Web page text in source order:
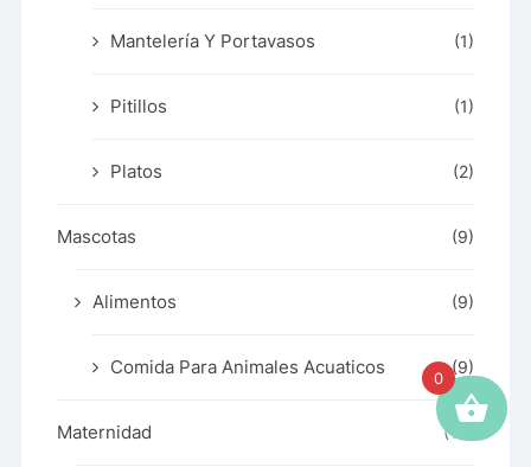
Mantelería Y Portavasos (1)
Pitillos (1)
Platos (2)
Mascotas (9)
Alimentos (9)
Comida Para Animales Acuaticos (9)
Maternidad (10)
0